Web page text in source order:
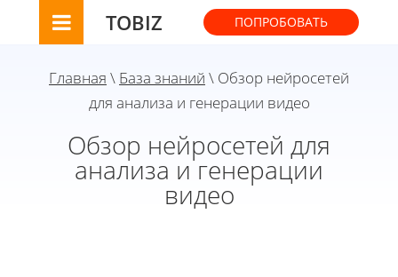
TOBIZ ПОПРОБОВАТЬ
Главная \ База знаний \ Обзор нейросетей
для анализа и генерации видео
Обзор нейросетей для
анализа и генерации
видео